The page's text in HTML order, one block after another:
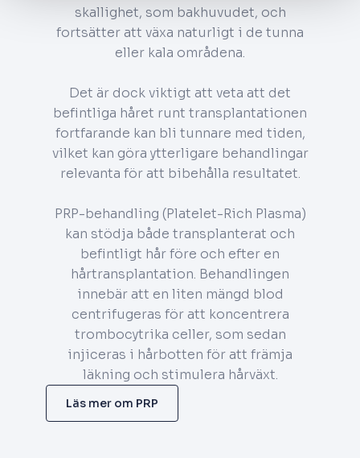
skallighet, som bakhuvudet, och
fortsätter att växa naturligt i de tunna
eller kala områdena.
Det är dock viktigt att veta att det
befintliga håret runt transplantationen
fortfarande kan bli tunnare med tiden,
vilket kan göra ytterligare behandlingar
relevanta för att bibehålla resultatet.
PRP-behandling (Platelet-Rich Plasma)
kan stödja både transplanterat och
befintligt hår före och efter en
hårtransplantation. Behandlingen
innebär att en liten mängd blod
centrifugeras för att koncentrera
trombocytrika celler, som sedan
injiceras i hårbotten för att främja
läkning och stimulera hårväxt.
Läs mer om PRP